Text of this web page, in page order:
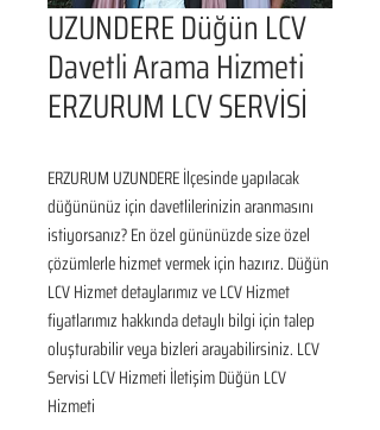
UZUNDERE Düğün LCV
Davetli Arama Hizmeti
ERZURUM LCV SERVİSİ
ERZURUM UZUNDERE İlçesinde yapılacak
düğününüz için davetlilerinizin aranmasını
istiyorsanız? En özel gününüzde size özel
çözümlerle hizmet vermek için hazırız. Düğün
LCV Hizmet detaylarımız ve LCV Hizmet
fiyatlarımız hakkında detaylı bilgi için talep
oluşturabilir veya bizleri arayabilirsiniz. LCV
Servisi LCV Hizmeti İletişim Düğün LCV
Hizmeti